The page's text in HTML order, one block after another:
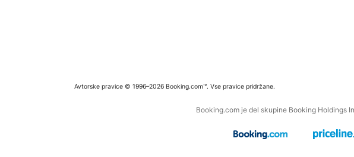
Avtorske pravice © 1996–2026 Booking.com™. Vse pravice pridržane.
Booking.com je del skupine Booking Holdings